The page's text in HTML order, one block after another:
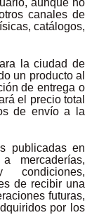
aunque no
canales de
catálogos,
la ciudad de
un producto al
de entrega o
el precio total
de envío a la
publicadas en
mercaderías,
condiciones,
de recibir una
futuras,
por los